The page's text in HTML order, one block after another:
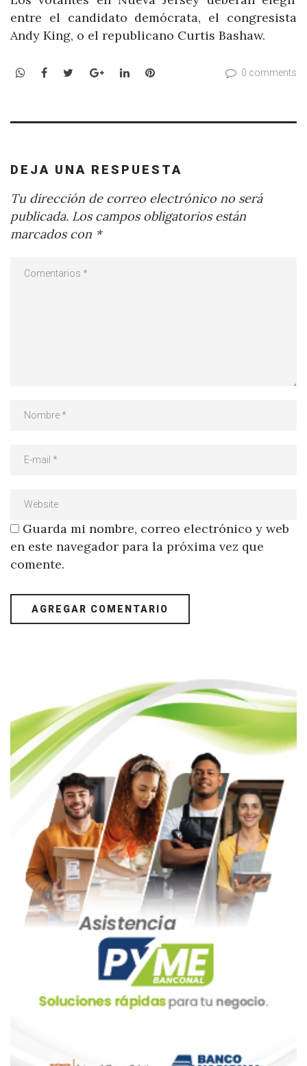
entre el candidato demócrata, el congresista
Andy King, o el republicano Curtis Bashaw.
WhatsApp
Facebook
TwitterGoogle+LinkedInPinterest 0 comments
DEJA UNA RESPUESTA
Tu dirección de correo electrónico no será
publicada. Los campos obligatorios están
marcados con *
Guarda mi nombre, correo electrónico y web
en este navegador para la próxima vez que
comente.